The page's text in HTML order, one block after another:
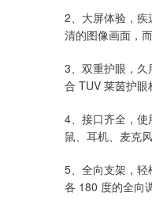
2、大屏体验，
清的图像画面，
3、双重护眼，
合 TUV 莱茵护眼
4、接口齐全，
鼠、耳机、麦克
5、全向支架，
各 180 度的全向